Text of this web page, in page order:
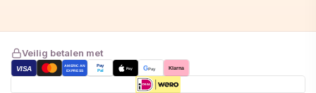
Veilig betalen met
VISA
AMERICAN
EXPRESS
Pay
Pal Pay GPay Klarna